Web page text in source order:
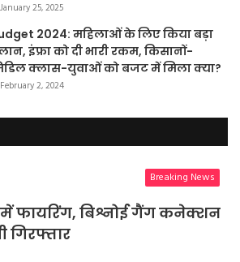
January 25, 2025
2024: महिलाओं के लिए किया बड़ा
इंफ्रा को दी भारी रकम, किसानों-
क्लास-युवाओं को बजट में मिला क्या?
February 2, 2024
Breaking News
में फायरिंग, बिश्नोई गैंग कनेक्शन
गिरफ्तार